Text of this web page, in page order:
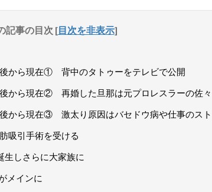
記事の目次 [目次を非表示]
から現在① 背中のタトゥーをテレビで公開
から現在② 再婚した旦那は元プロレスラーの佐々
から現在③ 激太り原因はバセドウ病や仕事のスト
吸引手術を受ける
しさらに大家族に
メインに